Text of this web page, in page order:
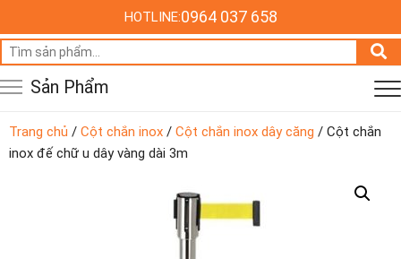
HOTLINE:0964 037 658
Tìm
kiếm:
Sản Phẩm
Trang chủ / Cột chắn inox / Cột chắn inox dây căng / Cột chắn
inox đế chữ u dây vàng dài 3m